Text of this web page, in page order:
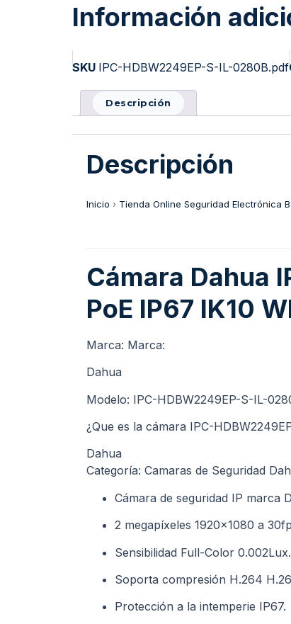
Información
SKU IPC-HDBW2249EP-S-IL-0280B.pdf
Descripción
Descripción
Inicio › Tienda Online Seguridad Electrónica
Cámara Dahua
PoE IP67 IK10
Marca: Marca:
Dahua
Modelo: IPC-HDBW2249EP-S-IL-
¿Que es la cámara IPC-
Dahua
Categoría: Camaras de Seguridad
Cámara de seguridad IP marca
2 megapíxeles 1920×1080 a
Sensibilidad Full-Color 0.002Lux.
Soporta compresión H.264
Protección a la intemperie IP67.